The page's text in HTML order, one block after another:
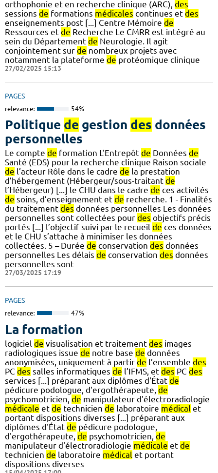
orthophonie et en recherche clinique (ARC), des
sessions de formations médicales continues et des
enseignements post [...] Centre Mémoire de
Ressources et de Recherche Le CMRR est intégré au
sein du Département de Neurologie. Il agit
conjointement sur de nombreux projets avec
notamment la plateforme de protéomique clinique
27/02/2025 15:13
PAGES
relevance: 54%
Politique de gestion des données
personnelles
Le compte de formation L'Entrepôt de Données de
Santé (EDS) pour la recherche clinique Raison sociale
de l’acteur Rôle dans le cadre de la prestation
d’hébergement (Hébergeur/sous-traitant de
l’Hébergeur) [...] le CHU dans le cadre de ces activités
de soins, d’enseignement et de recherche. 1 - Finalités
du traitement des données personnelles Les données
personnelles sont collectées pour des objectifs précis
portés [...] l’objectif suivi par le recueil de ces données
et le CHU s’attache à minimiser les données
collectées. 5 – Durée de conservation des données
personnelles Les délais de conservation des données
personnelles sont
27/03/2025 17:19
PAGES
relevance: 47%
La formation
logiciel de visualisation et traitement des images
radiologiques issue de notre base de données
anonymisées, uniquement à partir de l’ensemble des
PC des salles informatiques de l’IFMS, et des PC des
services [...] préparant aux diplômes d'État de
pédicure podologue, d'ergothérapeute, de
psychomotricien, de manipulateur d'électroradiologie
médicale et de technicien de laboratoire médical et
portant dispositions diverses [...] préparant aux
diplômes d'État de pédicure podologue,
d'ergothérapeute, de psychomotricien, de
manipulateur d'électroradiologie médicale et de
technicien de laboratoire médical et portant
dispositions diverses